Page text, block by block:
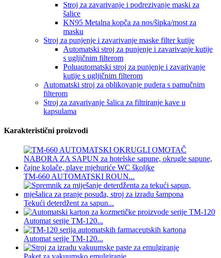
Stroj za zavarivanje i podrezivanje maski za
šalice
KN95 Metalna kopča za nos/šipka/most za
masku
Stroj za punjenje i zavarivanje maske filter kutije
Automatski stroj za punjenje i zavarivanje kutije
s ugljičnim filterom
Poluautomatski stroj za punjenje i zavarivanje
kutije s ugljičnim filterom
Automatski stroj za oblikovanje pudera s pamučnim
filterom
Stroj za zavarivanje šalica za filtriranje kave u
kapsulama
Karakteristični proizvodi
TM-660 AUTOMATSKI ROUN...
Tekući deterdžent za sapun...
Automat serije TM-120...
Automat serije TM-120...
Paket za vakuumsko emulgiranje...